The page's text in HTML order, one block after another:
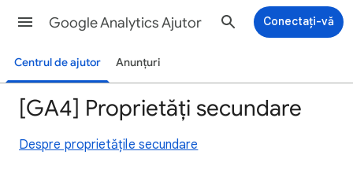
Google Analytics Ajutor Conectați-vă
Centrul de ajutor Anunțuri
[GA4] Proprietăți secundare
Despre proprietățile secundare